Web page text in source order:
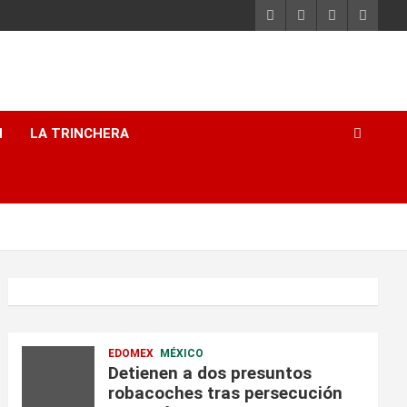
LA TRINCHERA
EDOMEX MÉXICO
Detienen a dos presuntos
robacoches tras persecución